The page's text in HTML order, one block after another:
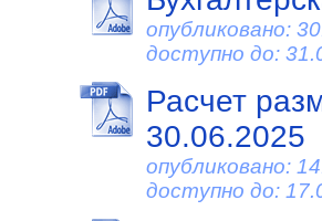
опубликовано:
доступно до:
Расчет
30.06.2025
опубликовано:
доступно до: